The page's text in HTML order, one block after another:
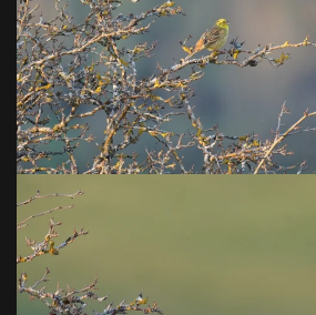
VOIR EN GRAND